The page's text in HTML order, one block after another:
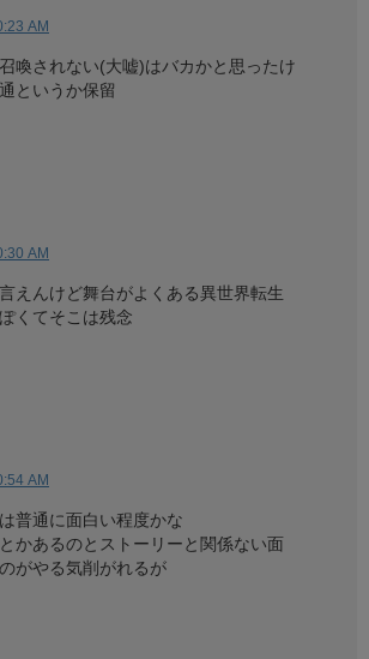
AM
喚されない(大嘘)はバカかと思ったけ
というか保留
AM
えんけど舞台がよくある異世界転生
くてそこは残念
AM
普通に面白い程度かな
かあるのとストーリーと関係ない面
がやる気削がれるが